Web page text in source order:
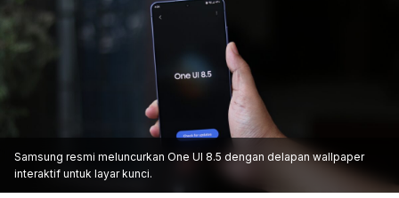
Samsung resmi meluncurkan One UI 8.5 dengan delapan wallpaper
interaktif untuk layar kunci.